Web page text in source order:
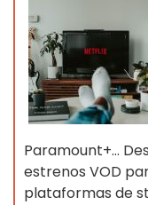
Paramount+…
estrenos VOD
plataformas de